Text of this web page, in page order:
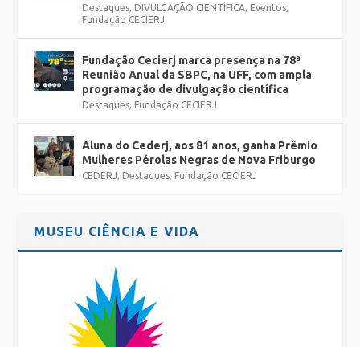
Destaques, DIVULGAÇÃO CIENTÍFICA, Eventos,
Fundação CECIERJ
Fundação Cecierj marca presença na 78ª
Reunião Anual da SBPC, na UFF, com ampla
programação de divulgação científica
Destaques, Fundação CECIERJ
Aluna do Cederj, aos 81 anos, ganha Prêmio
Mulheres Pérolas Negras de Nova Friburgo
CEDERJ, Destaques, Fundação CECIERJ
MUSEU CIÊNCIA E VIDA